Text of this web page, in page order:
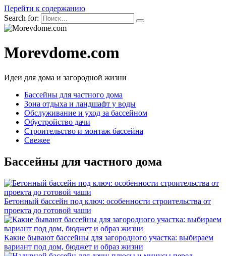
Перейти к содержанию
Search for:
Morevdome.com
Идеи для дома и загородной жизни
Бассейны для частного дома
Зона отдыха и ландшафт у воды
Обслуживание и уход за бассейном
Обустройство дачи
Строительство и монтаж бассейна
Свежее
Бассейны для частного дома
Бетонный бассейн под ключ: особенности строительства от
проекта до готовой чаши
Какие бывают бассейны для загородного участка: выбираем
вариант под дом, бюджет и образ жизни